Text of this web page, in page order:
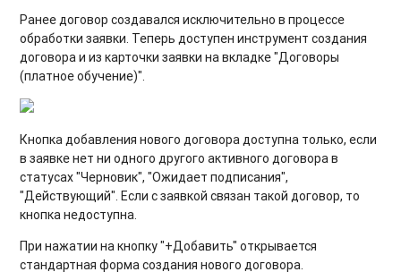
Ранее договор создавался исключительно в процессе
обработки заявки. Теперь доступен инструмент создания
договора и из карточки заявки на вкладке "Договоры
(платное обучение)".
Кнопка добавления нового договора доступна только, если
в заявке нет ни одного другого активного договора в
статусах "Черновик", "Ожидает подписания",
"Действующий". Если с заявкой связан такой договор, то
кнопка недоступна.
При нажатии на кнопку "+Добавить" открывается
стандартная форма создания нового договора.